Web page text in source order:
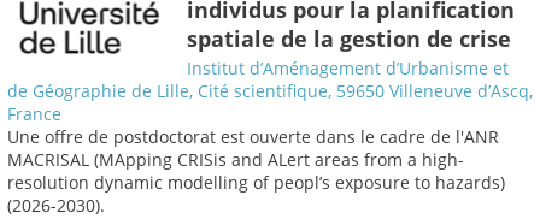
individus pour la planification
spatiale de la gestion de crise
Institut d’Aménagement d’Urbanisme et
de Géographie de Lille, Cité scientifique, 59650 Villeneuve d’Ascq,
France
Une offre de postdoctorat est ouverte dans le cadre de l'ANR
MACRISAL (MApping CRISis and ALert areas from a high-
resolution dynamic modelling of peopl’s exposure to hazards)
(2026-2030).